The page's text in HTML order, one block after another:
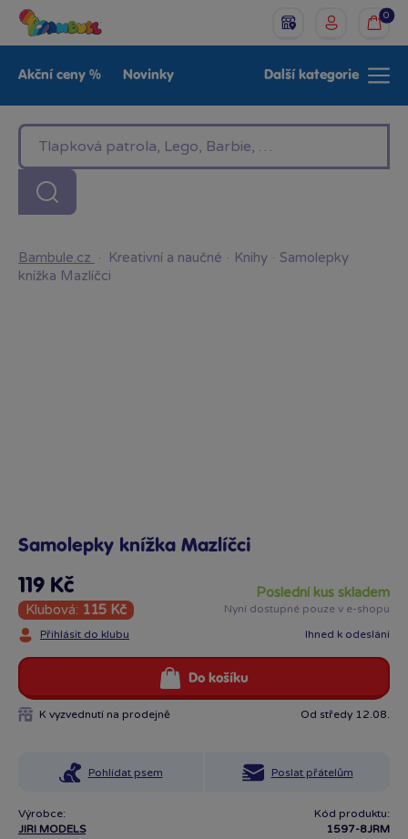
0
Akční ceny % Novinky
LEGO®
Baby Značky
Další kategorie
Bambule.cz · Kreativní a naučné · Knihy · Samolepky
knížka Mazlíčci
Samolepky knížka Mazlíčci
119 Kč
Klubová: 115 Kč
Přihlásit do klubu
poslední kus skladem
Nyní dostupné pouze v e-shopu
Ihned k odeslání
Do košíku
K vyzvednutí na prodejně Od středy 12.08.
Pohlídat psem Poslat přátelům
Výrobce:
JIRI MODELS
Kód produktu:
1597-8JRM